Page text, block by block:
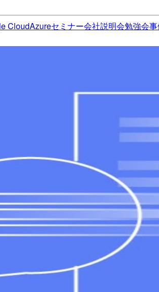
CloudAzureセミナー会社説明会勉強会